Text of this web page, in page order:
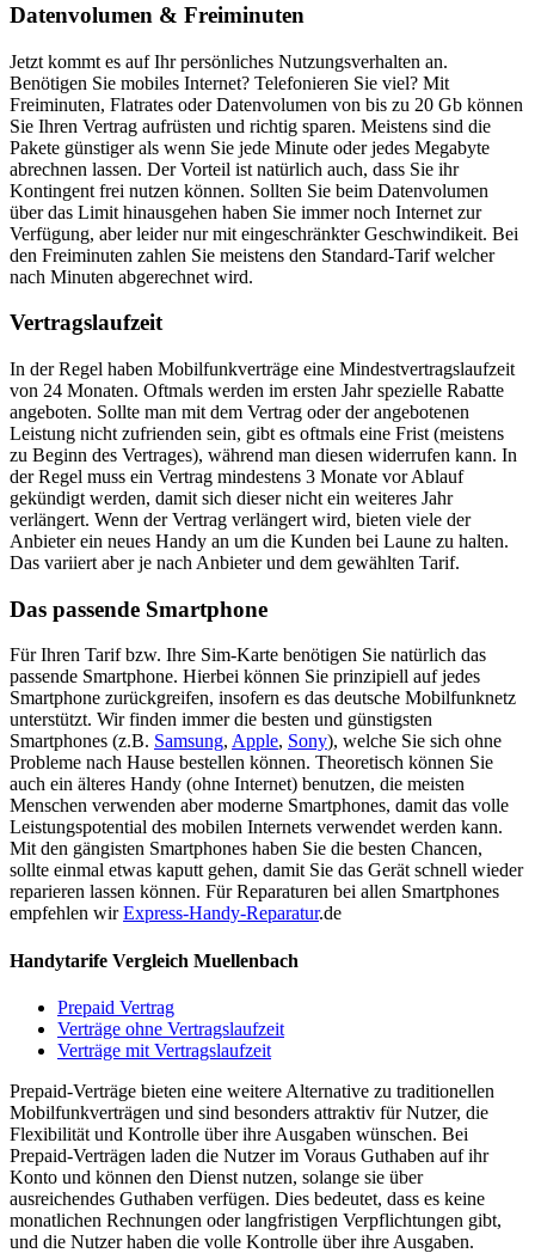
Datenvolumen & Freiminuten
Jetzt kommt es auf Ihr persönliches Nutzungsverhalten an.
Benötigen Sie mobiles Internet? Telefonieren Sie viel? Mit
Freiminuten, Flatrates oder Datenvolumen von bis zu 20 Gb können
Sie Ihren Vertrag aufrüsten und richtig sparen. Meistens sind die
Pakete günstiger als wenn Sie jede Minute oder jedes Megabyte
abrechnen lassen. Der Vorteil ist natürlich auch, dass Sie ihr
Kontingent frei nutzen können. Sollten Sie beim Datenvolumen
über das Limit hinausgehen haben Sie immer noch Internet zur
Verfügung, aber leider nur mit eingeschränkter Geschwindikeit. Bei
den Freiminuten zahlen Sie meistens den Standard-Tarif welcher
nach Minuten abgerechnet wird.
Vertragslaufzeit
In der Regel haben Mobilfunkverträge eine Mindestvertragslaufzeit
von 24 Monaten. Oftmals werden im ersten Jahr spezielle Rabatte
angeboten. Sollte man mit dem Vertrag oder der angebotenen
Leistung nicht zufrienden sein, gibt es oftmals eine Frist (meistens
zu Beginn des Vertrages), während man diesen widerrufen kann. In
der Regel muss ein Vertrag mindestens 3 Monate vor Ablauf
gekündigt werden, damit sich dieser nicht ein weiteres Jahr
verlängert. Wenn der Vertrag verlängert wird, bieten viele der
Anbieter ein neues Handy an um die Kunden bei Laune zu halten.
Das variiert aber je nach Anbieter und dem gewählten Tarif.
Das passende Smartphone
Für Ihren Tarif bzw. Ihre Sim-Karte benötigen Sie natürlich das
passende Smartphone. Hierbei können Sie prinzipiell auf jedes
Smartphone zurückgreifen, insofern es das deutsche Mobilfunknetz
unterstützt. Wir finden immer die besten und günstigsten
Smartphones (z.B. Samsung, Apple, Sony), welche Sie sich ohne
Probleme nach Hause bestellen können. Theoretisch können Sie
auch ein älteres Handy (ohne Internet) benutzen, die meisten
Menschen verwenden aber moderne Smartphones, damit das volle
Leistungspotential des mobilen Internets verwendet werden kann.
Mit den gängisten Smartphones haben Sie die besten Chancen,
sollte einmal etwas kaputt gehen, damit Sie das Gerät schnell wieder
reparieren lassen können. Für Reparaturen bei allen Smartphones
empfehlen wirExpress-Handy-Reparatur.de
Handytarife Vergleich Muellenbach
Prepaid Vertrag
Verträge ohne Vertragslaufzeit
Verträge mit Vertragslaufzeit
Prepaid-Verträge bieten eine weitere Alternative zu traditionellen
Mobilfunkverträgen und sind besonders attraktiv für Nutzer, die
Flexibilität und Kontrolle über ihre Ausgaben wünschen. Bei
Prepaid-Verträgen laden die Nutzer im Voraus Guthaben auf ihr
Konto und können den Dienst nutzen, solange sie über
ausreichendes Guthaben verfügen. Dies bedeutet, dass es keine
monatlichen Rechnungen oder langfristigen Verpflichtungen gibt,
und die Nutzer haben die volle Kontrolle über ihre Ausgaben.